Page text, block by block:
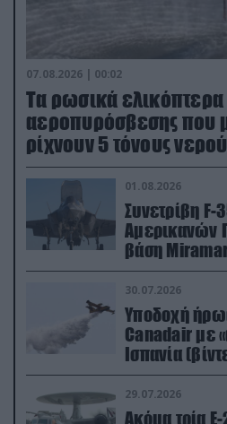
07.08.2026 | 00:02
Τα ρωσικά ελικόπτερα
αεροπυρόσβεσης που
ρίχνουν 5 τόνους
01.08.2026
Συνετρίβη F-
Αμερικανών
βάση
εκτινάχθηκε
30.07.2026
Υποδοχή
Canadair με
Ισπανία
29.07.2026
Ακόμα τρία